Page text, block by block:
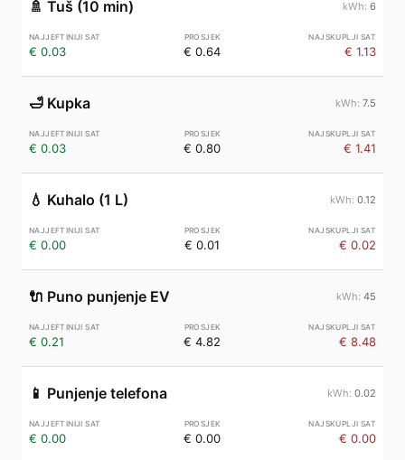
🚿 Tuš (10 min) 6
€ 0.03 € 0.64 € 1.13
🛁 Kupka 7.5
€ 0.03 € 0.80 € 1.41
💧 Kuhalo (1 L) 0.12
€ 0.00 € 0.01 € 0.02
🔌 Puno punjenje EV 45
€ 0.21 € 4.82 € 8.48
📱 Punjenje telefona 0.02
€ 0.00 € 0.00 € 0.00